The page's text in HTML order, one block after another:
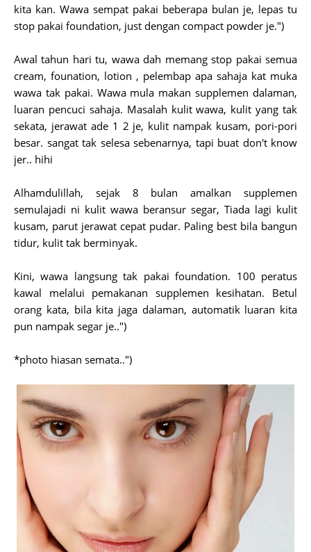
kita kan. Wawa sempat pakai beberapa bulan je, lepas tu
stop pakai foundation, just dengan compact powder je.")
Awal tahun hari tu, wawa dah memang stop pakai semua
cream, founation, lotion , pelembap apa sahaja kat muka
wawa tak pakai. Wawa mula makan supplemen dalaman,
luaran pencuci sahaja. Masalah kulit wawa, kulit yang tak
sekata, jerawat ade 1 2 je, kulit nampak kusam, pori-pori
besar. sangat tak selesa sebenarnya, tapi buat don't know
jer.. hihi
Alhamdulillah, sejak 8 bulan amalkan supplemen
semulajadi ni kulit wawa beransur segar, Tiada lagi kulit
kusam, parut jerawat cepat pudar. Paling best bila bangun
tidur, kulit tak berminyak.
Kini, wawa langsung tak pakai foundation. 100 peratus
kawal melalui pemakanan supplemen kesihatan. Betul
orang kata, bila kita jaga dalaman, automatik luaran kita
pun nampak segar je..")
*photo hiasan semata..")